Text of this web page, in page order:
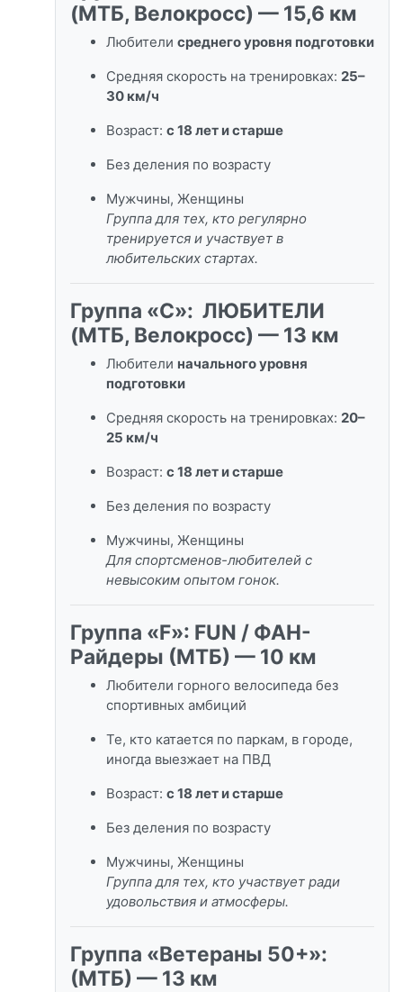
(МТБ, Велокросс) — 15,6 км
Любители среднего уровня подготовки
Средняя скорость на тренировках: 25–
30 км/ч
Возраст: с 18 лет и старше
Без деления по возрасту
Мужчины, Женщины
Группа для тех, кто регулярно
тренируется и участвует в
любительских стартах.
Группа «C»: ЛЮБИТЕЛИ
(МТБ, Велокросс) — 13 км
Любители начального уровня
подготовки
Средняя скорость на тренировках: 20–
25 км/ч
Возраст: с 18 лет и старше
Без деления по возрасту
Мужчины, Женщины
Для спортсменов-любителей с
невысоким опытом гонок.
Группа «F»: FUN / ФАН-
Райдеры (МТБ) — 10 км
Любители горного велосипеда без
спортивных амбиций
Те, кто катается по паркам, в городе,
иногда выезжает на ПВД
Возраст: с 18 лет и старше
Без деления по возрасту
Мужчины, Женщины
Группа для тех, кто участвует ради
удовольствия и атмосферы.
Группа «Ветераны 50+»:
(МТБ) — 13 км